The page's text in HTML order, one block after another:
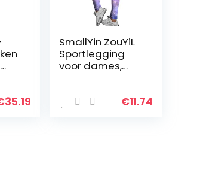
35.19
SmallYin ZouYiL
Sportlegging
voor dames,
hoge taille,
€11.74